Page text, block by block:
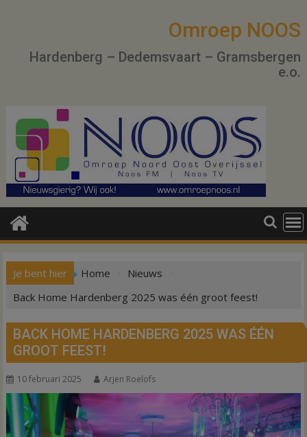
Omroep NOOS
Hardenberg – Dedemsvaart – Gramsbergen
e.o.
Je bent hier Home
Nieuws
Back Home Hardenberg 2025 was één groot feest!
BACK HOME HARDENBERG 2025 WAS ÉÉN
GROOT FEEST!
10 februari 2025 Arjen Roelofs